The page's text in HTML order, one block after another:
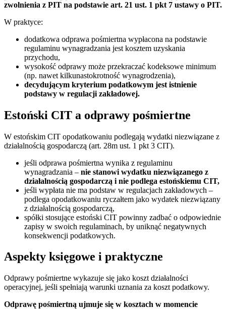
zwolnienia z PIT na podstawie art. 21 ust. 1 pkt 7 ustawy o PIT.
W praktyce:
dodatkowa odprawa pośmiertna wypłacona na podstawie
regulaminu wynagradzania jest kosztem uzyskania
przychodu,
wysokość odprawy może przekraczać kodeksowe minimum
(np. nawet kilkunastokrotność wynagrodzenia),
decydującym kryterium podatkowym jest istnienie
podstawy w regulacji zakładowej.
Estoński CIT a odprawy pośmiertne
W estońskim CIT opodatkowaniu podlegają wydatki niezwiązane z
działalnością gospodarczą (art. 28m ust. 1 pkt 3 CIT).
jeśli odprawa pośmiertna wynika z regulaminu
wynagradzania – nie stanowi wydatku niezwiązanego z
działalnością gospodarczą i nie podlega estońskiemu CIT,
jeśli wypłata nie ma podstaw w regulacjach zakładowych –
podlega opodatkowaniu ryczałtem jako wydatek niezwiązany
z działalnością gospodarczą,
spółki stosujące estoński CIT powinny zadbać o odpowiednie
zapisy w swoich regulaminach, by uniknąć negatywnych
konsekwencji podatkowych.
Aspekty księgowe i praktyczne
Odprawy pośmiertne wykazuje się jako koszt działalności
operacyjnej, jeśli spełniają warunki uznania za koszt podatkowy.
Odprawę pośmiertną ujmuje się w kosztach w momencie